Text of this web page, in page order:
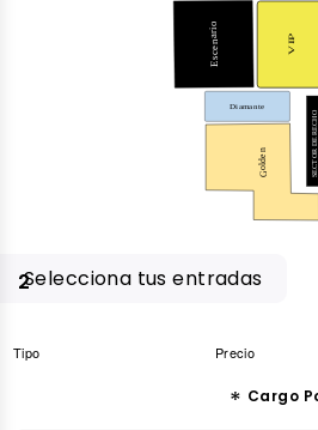
VIP
Escenario
Diamante
SECTOR DERECHO
Golden
Selecciona tus entradas
2
Tipo Precio
* Cargo